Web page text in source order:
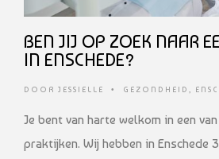
BEN JIJ OP ZOEK NAAR
IN ENSCHEDE?
DOOR JESSIELLE • GEZONDHEID ,
Je bent van harte welkom in een
praktijken. Wij hebben in Enschede